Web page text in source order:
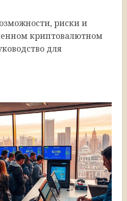
риски и
криптовалютном
для